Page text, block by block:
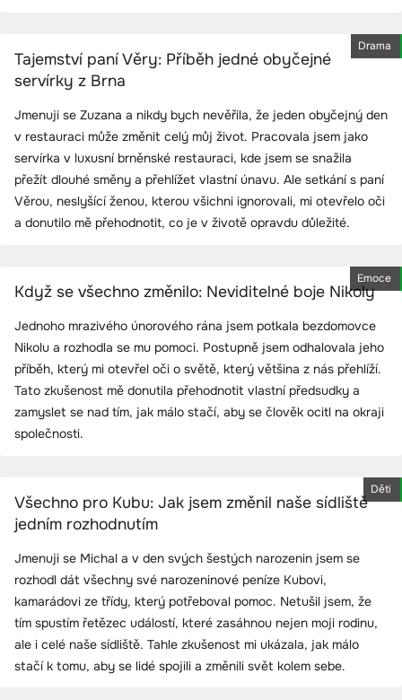
Drama
Tajemství paní Věry: Příběh jedné obyčejné
servírky z Brna
Jmenuji se Zuzana a nikdy bych nevěřila, že jeden obyčejný den
v restauraci může změnit celý můj život. Pracovala jsem jako
servírka v luxusní brněnské restauraci, kde jsem se snažila
přežít dlouhé směny a přehlížet vlastní únavu. Ale setkání s paní
Věrou, neslyšící ženou, kterou všichni ignorovali, mi otevřelo oči
a donutilo mě přehodnotit, co je v životě opravdu důležité.
Emoce
Když se všechno změnilo: Neviditelné boje Nikoly
Jednoho mrazivého únorového rána jsem potkala bezdomovce
Nikolu a rozhodla se mu pomoci. Postupně jsem odhalovala jeho
příběh, který mi otevřel oči o světě, který většina z nás přehlíží.
Tato zkušenost mě donutila přehodnotit vlastní předsudky a
zamyslet se nad tím, jak málo stačí, aby se člověk ocitl na okraji
společnosti.
Děti
Všechno pro Kubu: Jak jsem změnil naše sídliště
jedním rozhodnutím
Jmenuji se Michal a v den svých šestých narozenin jsem se
rozhodl dát všechny své narozeninové peníze Kubovi,
kamarádovi ze třídy, který potřeboval pomoc. Netušil jsem, že
tím spustím řetězec událostí, které zasáhnou nejen moji rodinu,
ale i celé naše sídliště. Tahle zkušenost mi ukázala, jak málo
stačí k tomu, aby se lidé spojili a změnili svět kolem sebe.